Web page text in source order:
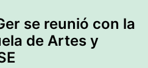
se reunió con la
de Artes y